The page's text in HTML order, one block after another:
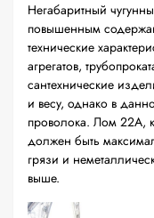
Негабаритный
повышенным
технические
агрегатов,
сантехнические
и весу, однако в
проволока. Лом 22А,
должен быть
грязи и
выше.